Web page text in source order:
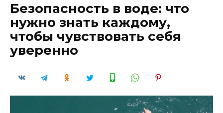
Безопасность в воде: что
нужно знать каждому,
чтобы чувствовать себя
уверенно